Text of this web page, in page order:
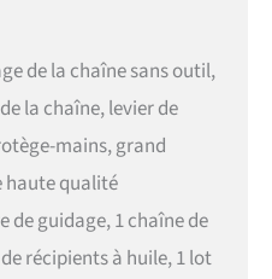
de la chaîne sans outil,
la chaîne, levier de
mains, grand
haute qualité
de guidage, 1 chaîne de
récipients à huile, 1 lot